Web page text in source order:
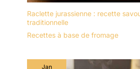
Raclette jurassienne : recette
traditionnelle
Recettes à base de fromage
Jan